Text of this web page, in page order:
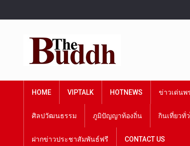
HOME VIPTALK HOTNEWS ข่าวเด่นพ
ศิลปวัฒนธรรม ภูมิปัญญาท้องถิ่น กินเที่ยวทั่
ฝากข่าวประชาสัมพันธ์ฟรี CONTACT US